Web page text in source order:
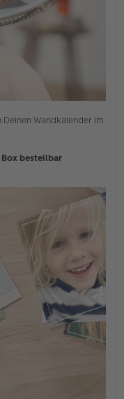
Wandkalender im
Box bestellbar